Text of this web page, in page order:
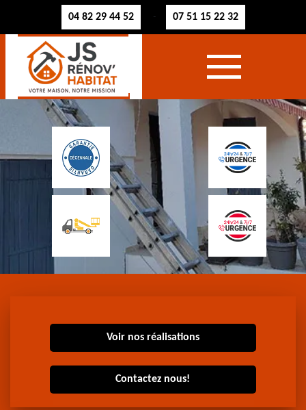
04 82 29 44 52 - 07 51 15 22 32
Voir nos réalisations
Contactez nous!